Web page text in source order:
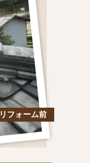
リフォーム前